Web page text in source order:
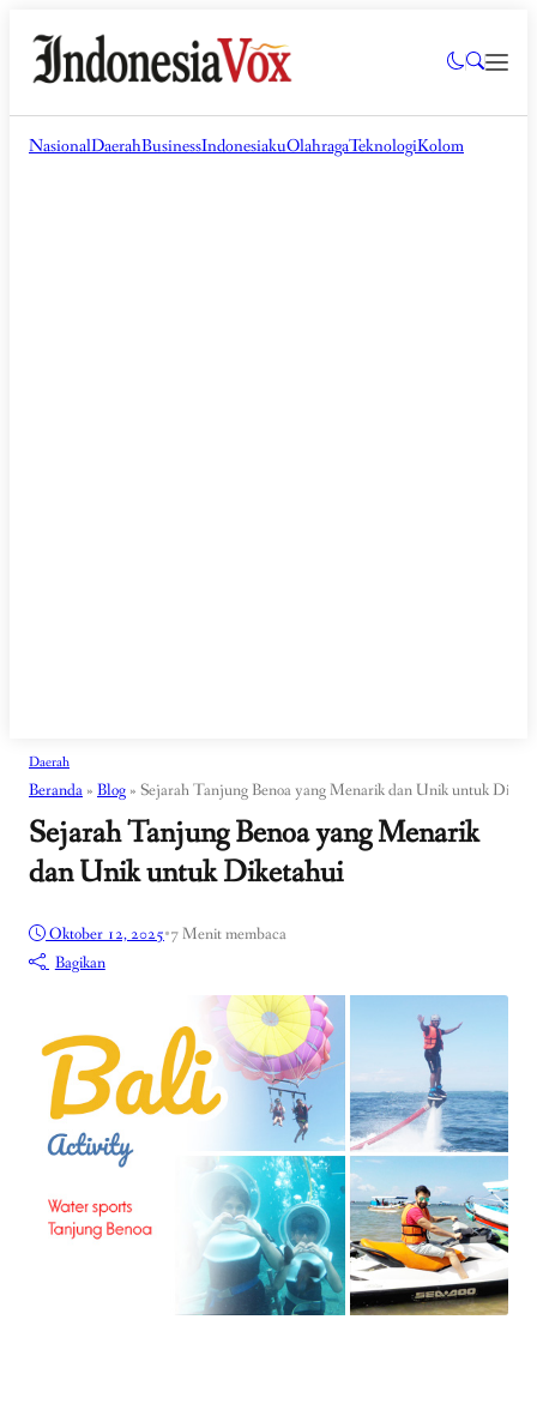
NasionalDaerahBusinessIndonesiakuOlahragaTeknologiKolom
Daerah
Beranda » Blog » Sejarah Tanjung Benoa yang Menarik dan Unik untuk
Sejarah Tanjung Benoa yang Menarik
dan Unik untuk Diketahui
Oktober 12, 2025•7 Menit membaca
Bagikan